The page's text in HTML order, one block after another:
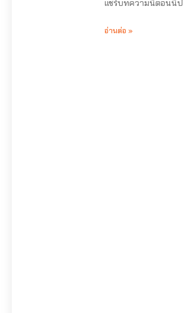
แชร์บทความนี้ตอนนี้ป
อ่านต่อ »